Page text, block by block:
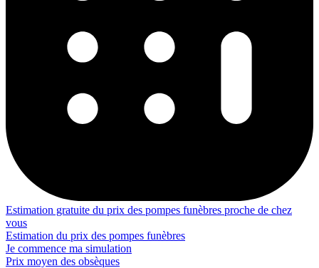
Estimation gratuite du prix des pompes funèbres proche de chez
vous
Estimation du prix des pompes funèbres
Je commence ma simulation
Prix moyen des obsèques